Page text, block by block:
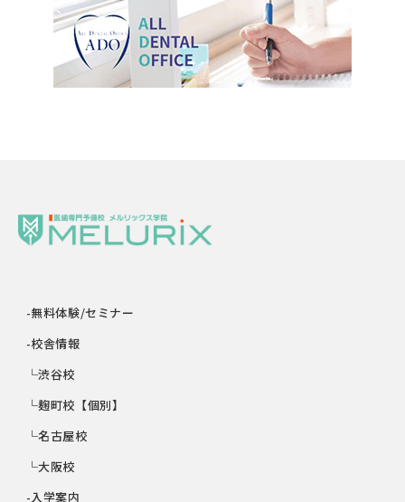
-無料体験/セミナー
-校舎情報
└渋谷校
└麹町校【個別】
└名古屋校
└大阪校
-入学案内